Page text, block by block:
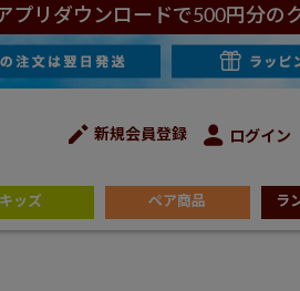
プリダウンロードで500円分
新規会員登録 ログイン
キッズ ペア商品 ラ